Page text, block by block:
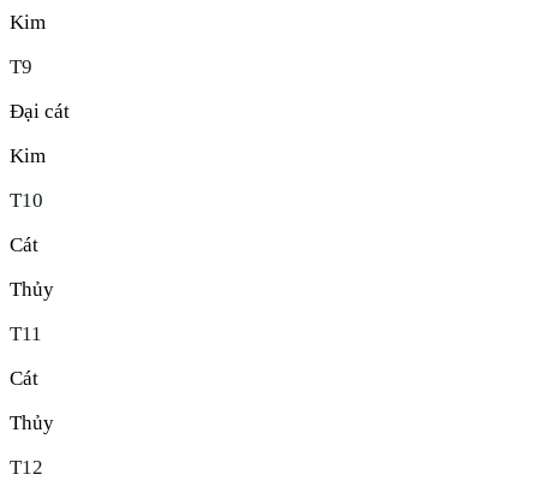
Kim
T9
Đại cát
Kim
T10
Cát
Thủy
T11
Cát
Thủy
T12